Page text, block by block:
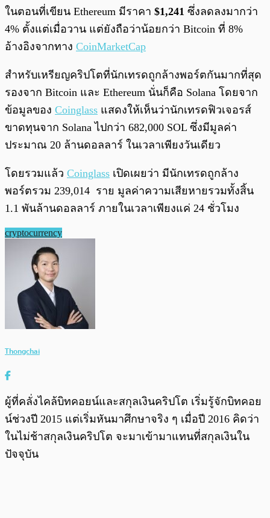
ในตอนที่เขียน Ethereum มีราคา $1,241 ซึ่งลดลงมากว่า
4% ตั้งแต่เมื่อวาน แต่ยังถือว่าน้อยกว่า Bitcoin ที่ 8%
อ้างอิงจากทาง CoinMarketCap
สำหรับเหรียญคริปโตที่นักเทรดถูกล้างพอร์ตกันมากที่สุด
รองจาก Bitcoin และ Ethereum นั่นก็คือ Solana โดยจาก
ข้อมูลของ Coinglass แสดงให้เห็นว่านักเทรดฟิวเจอรส์
ขาดทุนจาก Solana ไปกว่า 682,000 SOL ซึ่งมีมูลค่า
ประมาณ 20 ล้านดอลลาร์ ในเวลาเพียงวันเดียว
โดยรวมแล้ว Coinglass เปิดเผยว่า มีนักเทรดถูกล้าง
พอร์ตรวม 239,014 ราย มูลค่าความเสียหายรวมทั้งสิ้น
1.1 พันล้านดอลลาร์ ภายในเวลาเพียงแค่ 24 ชั่วโมง
cryptocurrency
Thongchai
ผู้ที่คลั่งไคล้บิทคอยน์และสกุลเงินคริปโต เริ่มรู้จักบิทคอย
น์ช่วงปี 2015 แต่เริ่มหันมาศึกษาจริง ๆ เมื่อปี 2016 คิดว่า
ในไม่ช้าสกุลเงินคริปโต จะมาเข้ามาแทนที่สกุลเงินใน
ปัจจุบัน